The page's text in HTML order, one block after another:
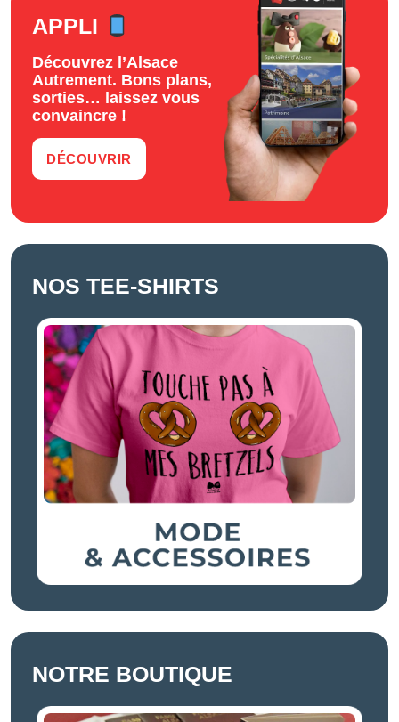
APPLI
Découvrez l’Alsace
Autrement. Bons plans,
sorties… laissez vous
convaincre !
DÉCOUVRIR
NOS TEE-SHIRTS
NOTRE BOUTIQUE